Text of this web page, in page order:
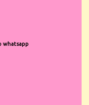
whatsapp